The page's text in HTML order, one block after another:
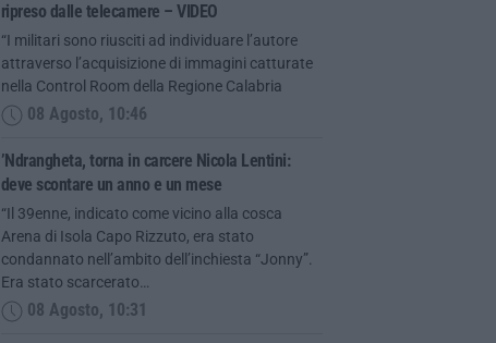
ripreso dalle telecamere – VIDEO
“I militari sono riusciti ad individuare l’autore
attraverso l’acquisizione di immagini catturate
nella Control Room della Regione Calabria
08 Agosto, 10:46
’Ndrangheta, torna in carcere Nicola Lentini:
deve scontare un anno e un mese
“Il 39enne, indicato come vicino alla cosca
Arena di Isola Capo Rizzuto, era stato
condannato nell’ambito dell’inchiesta “Jonny”.
Era stato scarcerato…
08 Agosto, 10:31